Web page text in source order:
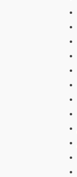
•
•
•
•
•
•
•
•
•
•
•
•